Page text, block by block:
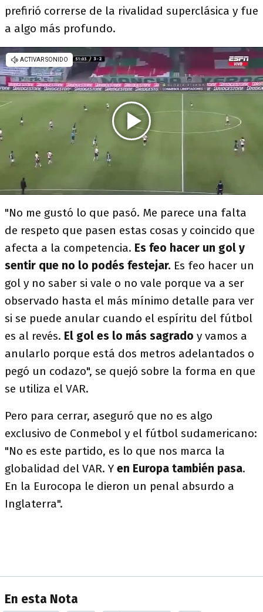
prefirió correrse de la rivalidad superclásica y fue
a algo más profundo.
"No me gustó lo que pasó. Me parece una falta
de respeto que pasen estas cosas y coincido que
afecta a la competencia. Es feo hacer un gol y
sentir que no lo podés festejar. Es feo hacer un
gol y no saber si vale o no vale porque va a ser
observado hasta el más mínimo detalle para ver
si se puede anular cuando el espíritu del fútbol
es al revés. El gol es lo más sagrado y vamos a
anularlo porque está dos metros adelantados o
pegó un codazo", se quejó sobre la forma en que
se utiliza el VAR.
Pero para cerrar, aseguró que no es algo
exclusivo de Conmebol y el fútbol sudamericano:
"No es este partido, es lo que nos marca la
globalidad del VAR. Y en Europa también pasa.
En la Eurocopa le dieron un penal absurdo a
Inglaterra".
En esta Nota